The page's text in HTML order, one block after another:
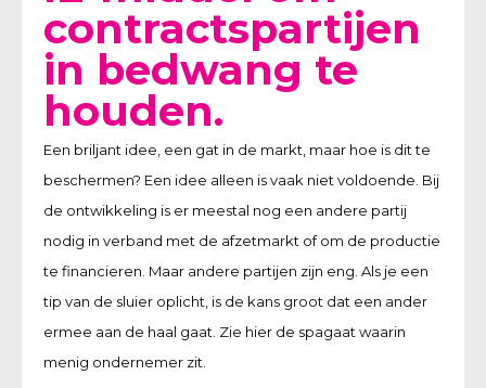
contractspartijen
in bedwang te
houden.
Een briljant idee, een gat in de markt, maar hoe is dit te
beschermen? Een idee alleen is vaak niet voldoende. Bij
de ontwikkeling is er meestal nog een andere partij
nodig in verband met de afzetmarkt of om de productie
te financieren. Maar andere partijen zijn eng. Als je een
tip van de sluier oplicht, is de kans groot dat een ander
ermee aan de haal gaat. Zie hier de spagaat waarin
menig ondernemer zit.